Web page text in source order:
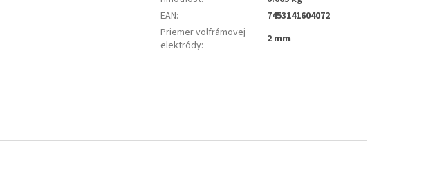
EAN:
7453141604072
Priemer volfrámovej
elektródy: 2 mm